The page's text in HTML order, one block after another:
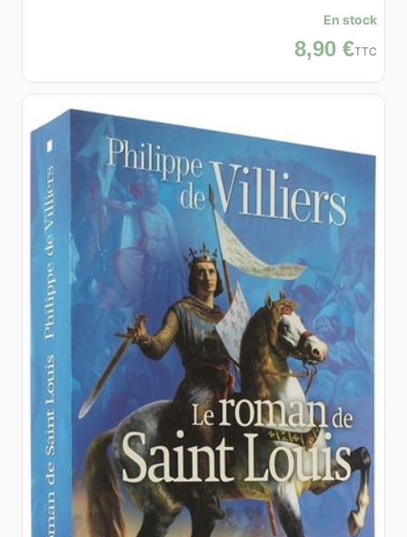
En stock
8,90 €TTC